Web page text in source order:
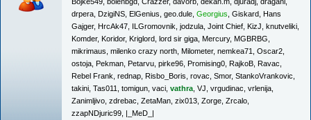
drpera DzigiNS ElGenius geo.dule Georgius Giskard Hans
Gajger, HrcAk47 ILGromovnik jodzula Joint Chief KizJ knutveliki
Komder, Koridor, Kriglord lord sir giga Mercury, MGBRBG
mikrimaus milenko crazy north Milometer, nemkea71 Oscar2
ostoja Pekman Petarvu pirke96 Promising0 RajkoB Ravac
Rebel Frank rednap Risbo_Boris rovac Smor, StankoVrankovic
takini Tas011 tomigun vaci vathra VJ vrgudinac vrlenija
Zanimljivo zdrebac ZetaMan zix013 Zorge Zrcalo
zzapNDjuric99 |_MeD_|